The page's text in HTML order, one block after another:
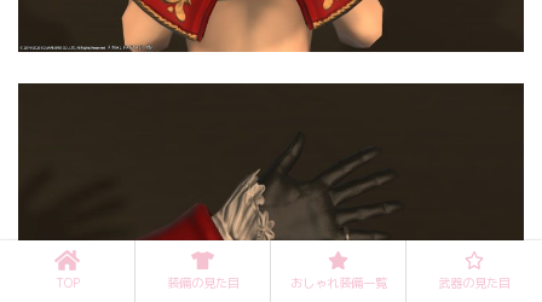
TOP 装備の見た目 おしゃれ装備一覧 武器の見た目